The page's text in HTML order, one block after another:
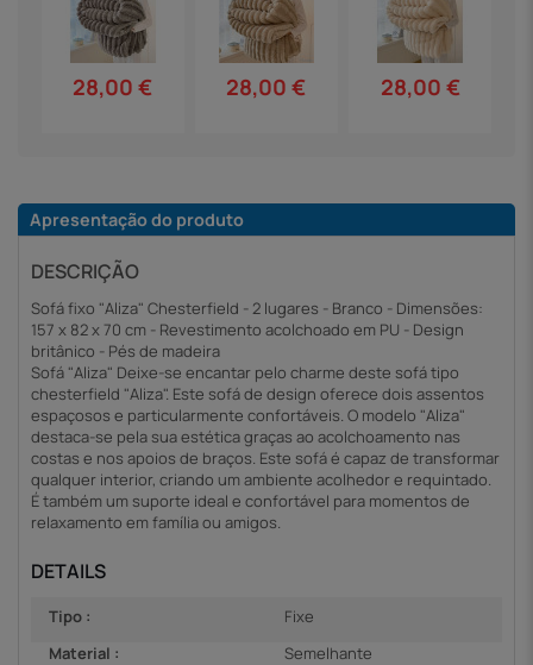
28,00 € 28,00 € 28,00 €
Apresentação do produto
DESCRIÇÃO
Sofá fixo "Aliza" Chesterfield - 2 lugares - Branco - Dimensões:
157 x 82 x 70 cm - Revestimento acolchoado em PU - Design
britânico - Pés de madeira
Sofá "Aliza" Deixe-se encantar pelo charme deste sofá tipo
chesterfield "Aliza". Este sofá de design oferece dois assentos
espaçosos e particularmente confortáveis. O modelo "Aliza"
destaca-se pela sua estética graças ao acolchoamento nas
costas e nos apoios de braços. Este sofá é capaz de transformar
qualquer interior, criando um ambiente acolhedor e requintado.
É também um suporte ideal e confortável para momentos de
relaxamento em família ou amigos.
DETAILS
Tipo :
Fixe
Material :
Semelhante